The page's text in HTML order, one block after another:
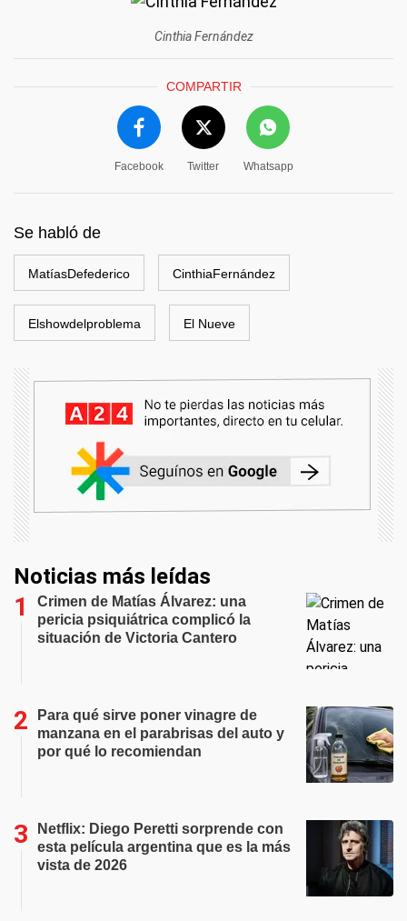
Cinthia Fernández
COMPARTIR
Facebook Twitter Whatsapp
Se habló de
MatíasDefederico CinthiaFernández
Elshowdelproblema El Nueve
Noticias más leídas
Crimen de Matías Álvarez: una
pericia psiquiátrica complicó la
situación de Victoria Cantero
Para qué sirve poner vinagre de
manzana en el parabrisas del auto y
por qué lo recomiendan
Netflix: Diego Peretti sorprende con
esta película argentina que es la más
vista de 2026